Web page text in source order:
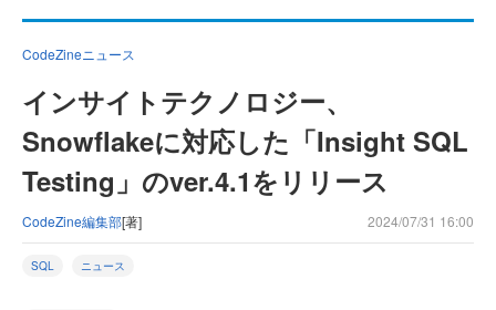
CodeZineニュース
インサイトテクノロジー、
Snowflakeに対応した「Insight SQL
Testing」のver.4.1をリリース
CodeZine編集部[著] 2024/07/31 16:00
SQL ニュース